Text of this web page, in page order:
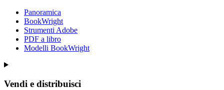
Panoramica
BookWright
Strumenti Adobe
PDF a libro
Modelli BookWright
Vendi e distribuisci